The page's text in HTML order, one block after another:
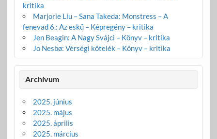
kritika
Marjorie Liu – Sana Takeda: Monstress – A
fenevad 6.: Az eskü – Képregény – kritika
Jen Beagin: A Nagy Svájci – Könyv – kritika
Jo Nesbø: Vérségi kötelék – Könyv – kritika
Archívum
2025. június
2025. május
2025. április
2025. március